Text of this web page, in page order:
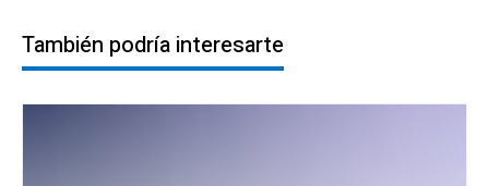
También podría interesarte